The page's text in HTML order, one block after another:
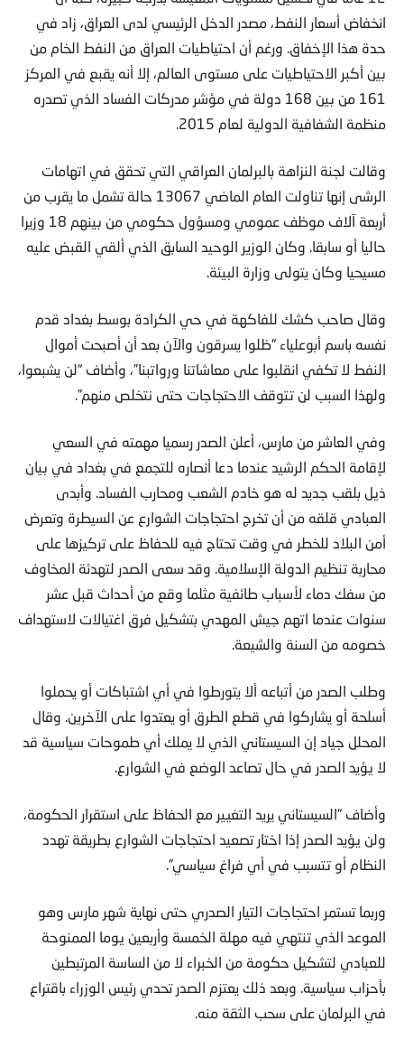
انخفاض أسعار النفط، مصدر الدخل الرئيسي لدى العراق، زاد في
حدة هذا الإخفاق. ورغم أن احتياطيات العراق من النفط الخام من
بين أكبر الاحتياطيات على مستوى العالم، إلا أنه يقبع في المركز
161 من بين 168 دولة في مؤشر مدركات الفساد الذي تصدره
منظمة الشفافية الدولية لعام 2015.
الرشى إنها تناولت العام الماضي 13067 حالة تشمل ما يقرب من
أربعة آلاف موظف عمومي ومسؤول حكومي من بينهم 18 وزيرا
حاليا أو سابقا. وكان الوزير الوحيد السابق الذي ألقي القبض عليه
مسيحيا وكان يتولى وزارة البيئة.
نفسه باسم أبوعلياء “ظلوا يسرقون والآن بعد أن أصبحت أموال
النفط لا تكفي انقلبوا على معاشاتنا ورواتبنا”، وأضاف “لن يشبعوا،
ولهذا السبب لن تتوقف الاحتجاجات حتى نتخلص منهم”.
لإقامة الحكم الرشيد عندما دعا أنصاره للتجمع في بغداد في بيان
ذيل بلقب جديد له هو خادم الشعب ومحارب الفساد. وأبدى
العبادي قلقه من أن تخرج احتجاجات الشوارع عن السيطرة وتعرض
أمن البلاد للخطر في وقت تحتاج فيه للحفاظ على تركيزها على
محاربة تنظيم الدولة الإسلامية. وقد سعى الصدر لتهدئة المخاوف
من سفك دماء لأسباب طائفية مثلما وقع من أحداث قبل عشر
سنوات عندما اتهم جيش المهدي بتشكيل فرق اغتيالات لاستهداف
خصومه من السنة والشيعة.
أسلحة أو يشاركوا في قطع الطرق أو يعتدوا على الآخرين. وقال
المحلل جياد إن السيستاني الذي لا يملك أي طموحات سياسية قد
لا يؤيد الصدر في حال تصاعد الوضع في الشوارع.
ولن يؤيد الصدر إذا اختار تصعيد احتجاجات الشوارع بطريقة تهدد
النظام أو تتسبب في أي فراغ سياسي”.
الموعد الذي تنتهي فيه مهلة الخمسة وأربعين يوما الممنوحة
للعبادي لتشكيل حكومة من الخبراء لا من الساسة المرتبطين
بأحزاب سياسية. وبعد ذلك يعتزم الصدر تحدي رئيس الوزراء باقتراع
في البرلمان على سحب الثقة منه.